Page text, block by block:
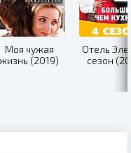
Моя чужая
жизнь (2019)
Отель
сезон